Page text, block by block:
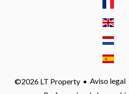
©2026 LT Property Aviso legal